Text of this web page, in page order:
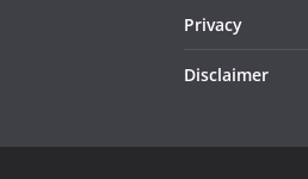
Privacy
Disclaimer